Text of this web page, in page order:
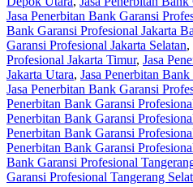
Jasa Penerbitan Bank Garansi
Bank Garansi Profesional Jakarta
Garansi Profesional Jakarta Selatan,
Profesional Jakarta Timur, Jasa
Jakarta Utara, Jasa Penerbitan
Jasa Penerbitan Bank Garansi
Penerbitan Bank Garansi
Penerbitan Bank Garansi
Penerbitan Bank Garansi
Penerbitan Bank Garansi
Bank Garansi Profesional
Garansi Profesional Tangerang